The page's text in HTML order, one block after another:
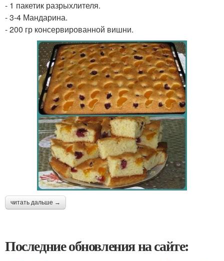
- 1 пакетик разрыхлителя.
- 3-4 Мандарина.
- 200 гр консервированной вишни.
читать дальше →
Последние обновления на сайте: